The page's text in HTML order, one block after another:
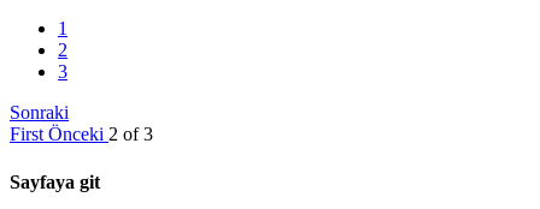
1
2
3
Sonraki
First Önceki 2 of 3
Sayfaya git